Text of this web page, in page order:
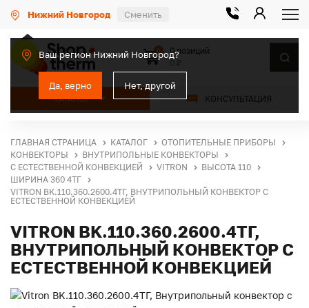
Нижний Новгород Сменить
Ваш регион Нижний Новгород?
Да, верно Нет, другой
КАТАЛОГ КОНСУЛЬТАЦИЯ
0
0 позиций
ГЛАВНАЯ СТРАНИЦА КАТАЛОГ
ОТОПИТЕЛЬНЫЕ ПРИБОРЫ
КОНВЕКТОРЫ
ВНУТРИПОЛЬНЫЕ КОНВЕКТОРЫ
С ЕСТЕСТВЕННОЙ КОНВЕКЦИЕЙ
VITRON
ВЫСОТА 110
ШИРИНА 360 4ТГ
VITRON BK.110.360.2600.4ТГ, ВНУТРИПОЛЬНЫЙ КОНВЕКТОР С
ЕСТЕСТВЕННОЙ КОНВЕКЦИЕЙ
VITRON BK.110.360.2600.4ТГ,
ВНУТРИПОЛЬНЫЙ КОНВЕКТОР С
ЕСТЕСТВЕННОЙ КОНВЕКЦИЕЙ